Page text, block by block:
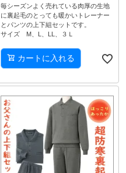
毎シーズンよく売れている肉厚の生地
に裏起毛のとっても暖かいトレーナー
とパンツの上下組セットです。
サイズ M、L、LL、３Ｌ
カートに入れる